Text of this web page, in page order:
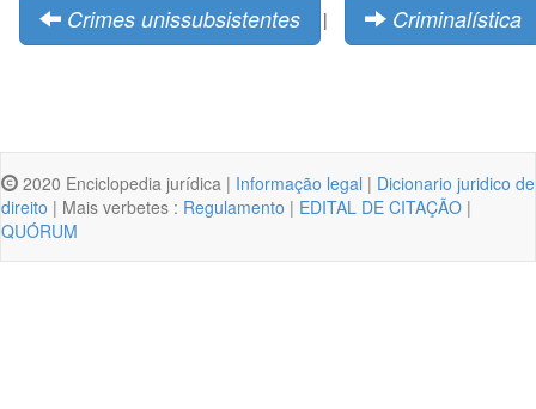
Crimes unissubsistentes | Criminalística
2020 Enciclopedia jurídica | Informação legal | Dicionario juridico de
direito | Mais verbetes : Regulamento | EDITAL DE CITAÇÃO |
QUÓRUM